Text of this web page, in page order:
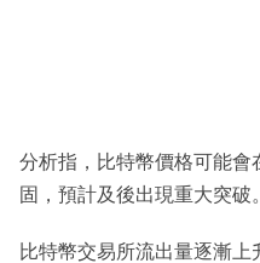
分析指，比特幣價格可能
固，預計及後出現重大突破。
比特幣交易所流出量逐漸